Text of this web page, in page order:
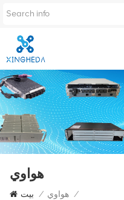
هواوي
بيت / هواوي /